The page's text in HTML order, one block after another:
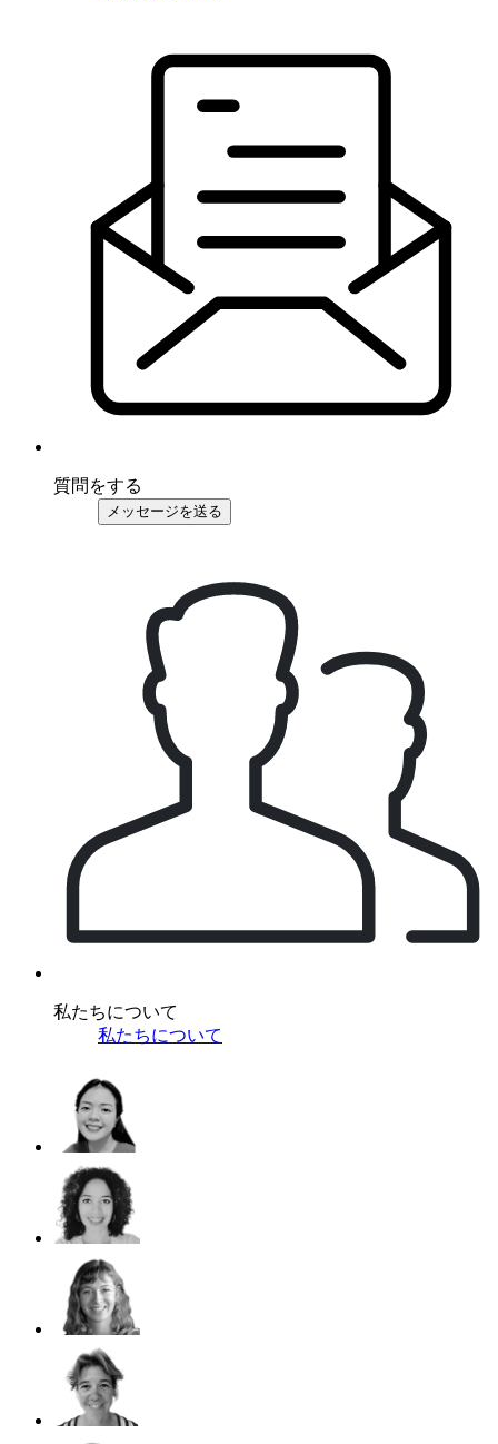
質問をする
メッセージを送る
私たちについて
私たちについて